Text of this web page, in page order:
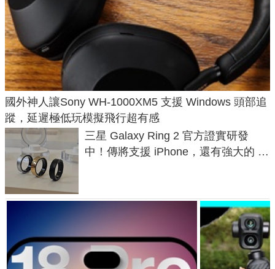
國外神人讓Sony WH-1000XM5 支援 Windows 頭部追
蹤，延遲極低玩模擬飛行超有感
三星 Galaxy Ring 2 官方證實研發
中！傳將支援 iPhone，還有強大的 AI